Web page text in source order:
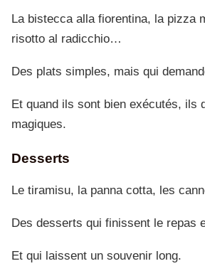
La bistecca alla fiorentina, la pizza
risotto al radicchio…
Des plats simples, mais qui
Et quand ils sont bien exécutés, ils
magiques.
Desserts
Le tiramisu, la panna cotta, les
Des desserts qui finissent le repas
Et qui laissent un souvenir long.